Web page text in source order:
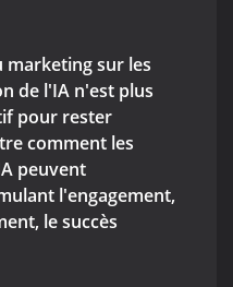
marketing sur les
de l'IA n'est plus
pour rester
comment les
peuvent
l'engagement,
le succès